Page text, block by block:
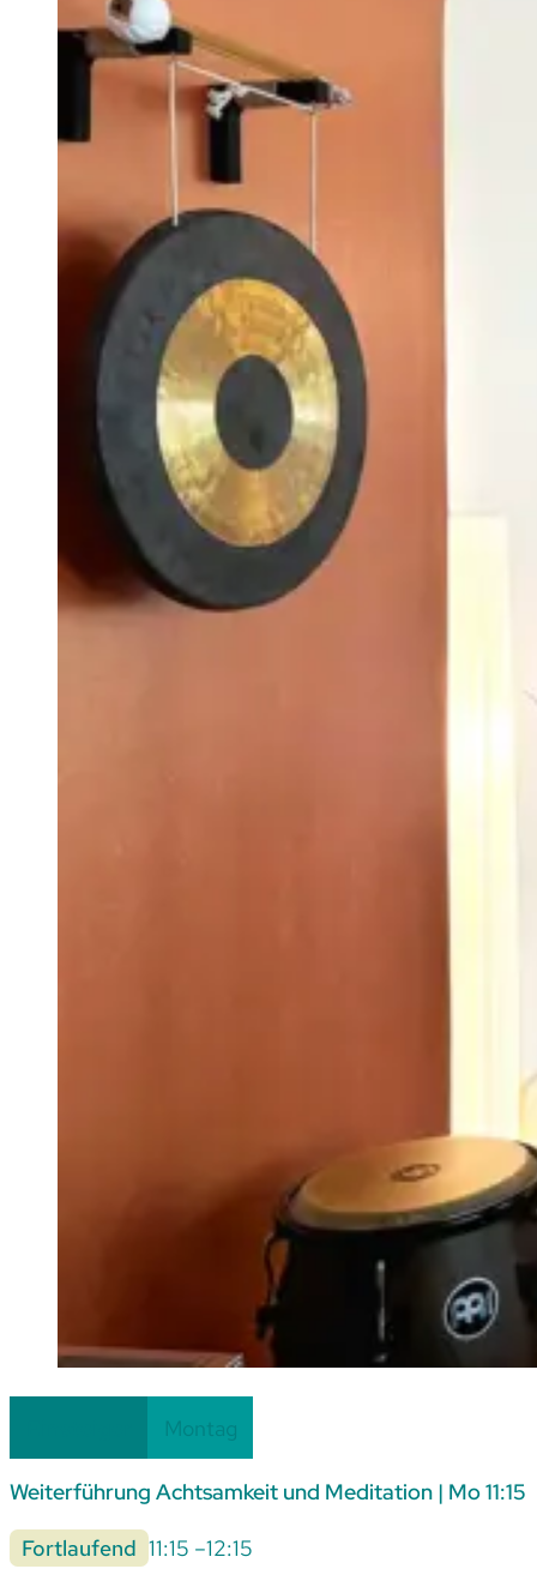
Montag
Weiterführung Achtsamkeit und Meditation | Mo 11:15
Fortlaufend 11:15 –12:15